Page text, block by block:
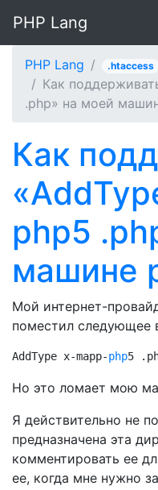
PHP Lang
PHP Lang .htaccess
Как
.php» на моей
Как
php5
машине
Мой интернет-
поместил следующее
AddType x-mapp-php5
Но это ломает мою
Я действительно не
предназначена эта
комментировать ее
ее, когда мне нужно